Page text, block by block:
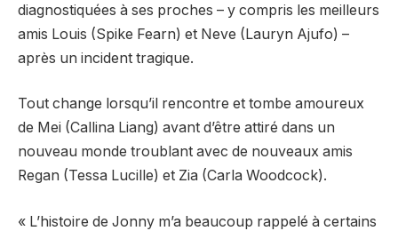
diagnostiquées à ses proches – y compris les meilleurs
amis Louis (Spike Fearn) et Neve (Lauryn Ajufo) –
après un incident tragique.
Tout change lorsqu’il rencontre et tombe amoureux
de Mei (Callina Liang) avant d’être attiré dans un
nouveau monde troublant avec de nouveaux amis
Regan (Tessa Lucille) et Zia (Carla Woodcock).
« L’histoire de Jonny m’a beaucoup rappelé à certains